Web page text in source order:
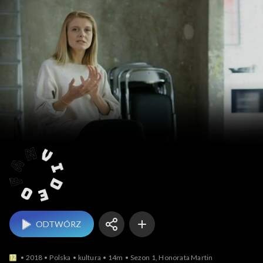
ODTWÓRZ
2018 Polska kultura 14m Sezon 1, Honorata Martin